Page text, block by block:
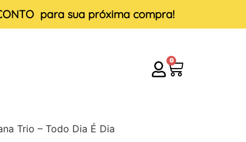
para sua próxima compra!
0
Trio – Todo Dia É Dia